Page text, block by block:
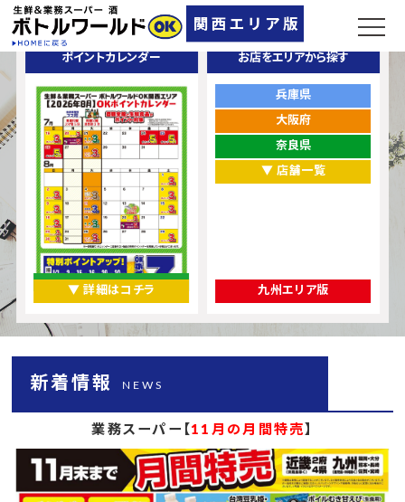
ポイントカレンダー
▼ 詳細はコチラ
お店をエリアから探す
兵庫県
大阪府
奈良県
▼ 店舗一覧
九州エリア版
新着情報 NEWS
業務スーパー【 11月の月間特売 】